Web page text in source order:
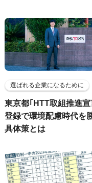
選ばれる企業になるために
東京都｢HTT取組推進宣
登録で環境配慮時代を
具体策とは